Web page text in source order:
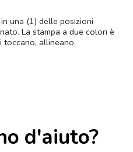
una (1) delle posizioni
La stampa a due colori è
allineano,
d'aiuto?